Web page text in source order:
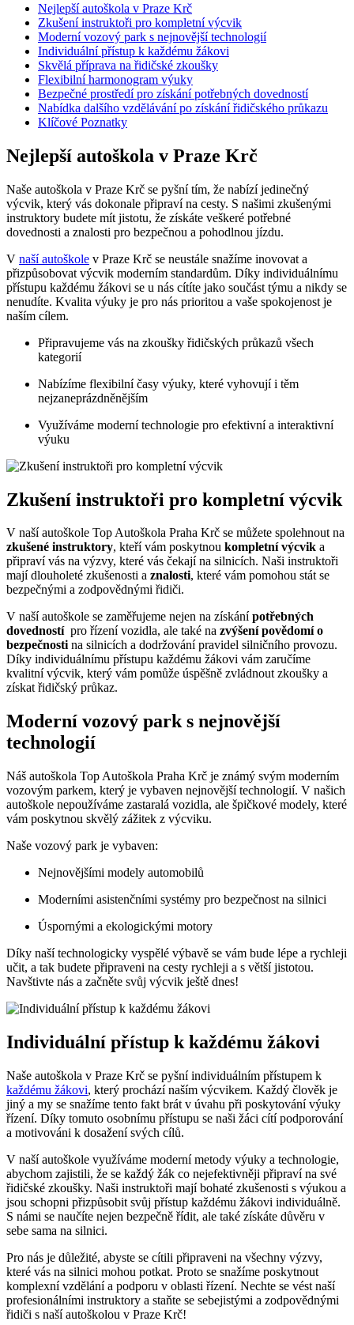
Nejlepší autoškola v‌ Praze Krč
Zkušení⁤ instruktoři pro kompletní výcvik
Moderní⁤ vozový park⁢ s nejnovější technologií
Individuální přístup k každému žákovi
Skvělá příprava na řidičské zkoušky
Flexibilní harmonogram výuky
Bezpečné ⁢prostředí pro ⁣získání potřebných‌ dovedností
Nabídka dalšího vzdělávání po získání řidičského‍ průkazu
Klíčové Poznatky
Nejlepší autoškola v‌ Praze Krč
Naše ‍autoškola v ‍Praze Krč se pyšní tím, že⁤ nabízí‌ jedinečný
výcvik, který⁤ vás⁢ dokonale připraví na⁤ cesty. S‌ našimi zkušenými
instruktory budete mít⁢ jistotu, že získáte veškeré potřebné‌
dovednosti a znalosti pro ⁢bezpečnou a pohodlnou jízdu.
V naší autoškole ​ v ⁢Praze Krč se neustále snažíme inovovat a
přizpůsobovat‌ výcvik ‍moderním standardům. Díky individuálnímu
přístupu každému žákovi se‌ u nás cítíte​ jako součást týmu a nikdy se
nenudíte. Kvalita​ výuky je pro ⁢nás prioritou⁣ a vaše spokojenost je
naším cílem.
Připravujeme vás na zkoušky řidičských průkazů všech
kategorií
Nabízíme ⁢flexibilní časy výuky, které vyhovují i těm
⁣nejzaneprázdněnějším
Využíváme moderní technologie‌ pro efektivní a interaktivní
výuku
Zkušení⁤ instruktoři pro kompletní výcvik
V naší‌ autoškole Top ⁣Autoškola Praha Krč se můžete⁣ spolehnout na
zkušené instruktory, kteří vám poskytnou kompletní⁢ výcvik a
připraví vás na výzvy, které vás ‌čekají na silnicích. Naši ⁤instruktoři
mají ​dlouholeté zkušenosti a znalosti, ​které ⁣vám⁤ pomohou stát ⁣se
bezpečnými⁢ a zodpovědnými ‍řidiči.
V naší autoškole se zaměřujeme nejen na získánípotřebných
‍dovedností​ pro⁣ řízení vozidla,​ ale⁤ také na zvýšení povědomí ‌o
bezpečnostina⁤ silnicích ‍a dodržování pravidel⁣ silničního provozu.
Díky individuálnímu přístupu každému‍ žákovi vám ​zaručíme⁤
kvalitní výcvik, který vám pomůže úspěšně zvládnout zkoušky a
získat ​řidičský⁤ průkaz.
Moderní⁤ vozový park⁢ s nejnovější
technologií
Náš autoškola ⁢Top Autoškola Praha Krč ‌je známý svým ⁣moderním
‌vozovým​ parkem, ⁣který‍ je vybaven nejnovější technologií. V našich
autoškole nepoužíváme zastaralá vozidla, ale špičkové modely, ⁤které
vám poskytnou skvělý zážitek z výcviku.
Naše vozový⁢ park⁤ je vybaven:
Nejnovějšími ⁣modely automobilů
Moderními asistenčními systémy pro bezpečnost na silnici
Úspornými‌ a ekologickými motory
Díky naší technologicky ⁣vyspělé výbavě se ⁤vám bude lépe a rychleji⁤
učit, a tak budete ‌připraveni na ⁣cesty rychleji a s větší jistotou.
Navštivte ‌nás‍ a začněte svůj ‍výcvik ještě dnes!
Individuální přístup k každému žákovi
Naše autoškola⁢ v Praze Krč se pyšní individuálním přístupem k
každému⁤ žákovi, který prochází‍ naším výcvikem. ‍Každý‌ člověk je
jiný a ⁤my se snažíme ‌tento‍ fakt⁤ brát‌ v úvahu při poskytování výuky
řízení. Díky​ tomuto ⁤osobnímu přístupu se‍ naši žáci cítí podporování
a motivováni k dosažení svých ‌cílů.
V naší autoškole⁤ využíváme moderní ​metody​ výuky a technologie,
abychom ⁣zajistili, že se ⁣každý ⁤žák co nejefektivněji připraví⁣ na⁣ své
řidičské ‌zkoušky. Naši instruktoři mají bohaté zkušenosti⁤ s výukou a
jsou schopni ‍přizpůsobit svůj ‍přístup každému žákovi⁢ individuálně.
S námi se naučíte nejen bezpečně⁣ řídit, ale ⁢také získáte‍ důvěru v
⁢sebe sama na⁤ silnici.
Pro ⁢nás je důležité, abyste se cítili připraveni na⁢ všechny​ výzvy,
které vás ⁣na silnici ⁢mohou potkat. ​Proto se snažíme‍ poskytnout
komplexní vzdělání ⁤a podporu v⁣ oblasti řízení. Nechte se ​vést naší
profesionálními instruktory a staňte se sebejistými a⁤ zodpovědnými
řidiči s naší ​autoškolou v Praze ⁢Krč!